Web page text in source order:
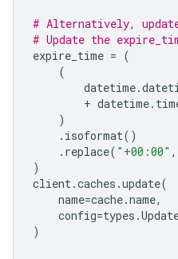
# Alternatively,
# Update the
expire_time = (
(
datetime.
+ datetime.
)
. isoformat()
. replace( "+00:00" ,
)
client.caches .update(
name=cache.name,
config=types .
)